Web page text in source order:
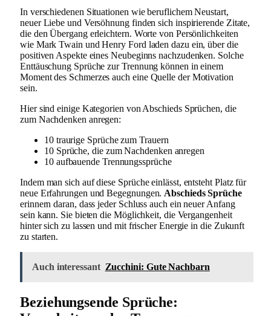
In verschiedenen Situationen wie beruflichem Neustart,
neuer Liebe und Versöhnung finden sich inspirierende Zitate,
die den Übergang erleichtern. Worte von Persönlichkeiten
wie Mark Twain und Henry Ford laden dazu ein, über die
positiven Aspekte eines Neubeginns nachzudenken. Solche
Enttäuschung Sprüche zur Trennung können in einem
Moment des Schmerzes auch eine Quelle der Motivation
sein.
Hier sind einige Kategorien von Abschieds Sprüchen, die
zum Nachdenken anregen:
10 traurige Sprüche zum Trauern
10 Sprüche, die zum Nachdenken anregen
10 aufbauende Trennungssprüche
Indem man sich auf diese Sprüche einlässt, entsteht Platz für
neue Erfahrungen und Begegnungen. Abschieds Sprüche
erinnern daran, dass jeder Schluss auch ein neuer Anfang
sein kann. Sie bieten die Möglichkeit, die Vergangenheit
hinter sich zu lassen und mit frischer Energie in die Zukunft
zu starten.
Auch interessant Zucchini: Gute Nachbarn
Beziehungsende Sprüche: